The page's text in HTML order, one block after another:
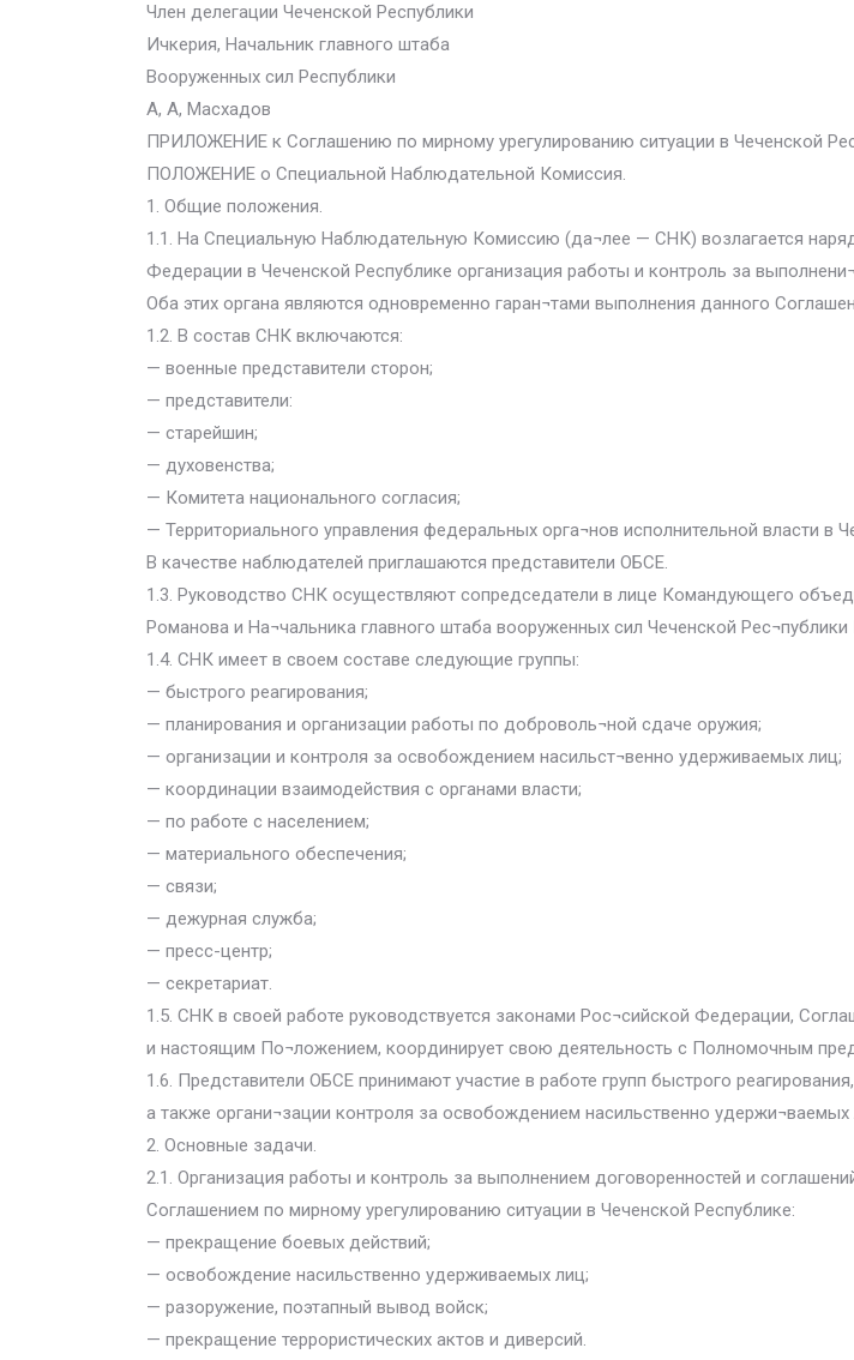
Член делегации Чеченской Республики
Ичкерия, Начальник главного штаба
Вооруженных сил Республики
А, А, Масхадов
ПРИЛОЖЕНИЕ к Соглашению по мирному урегулированию ситуации в Чеченской
ПОЛОЖЕНИЕ о Специальной Наблюдательной Комиссия.
1. Общие положения.
1.1. На Специальную Наблюдательную Комиссию (да¬лее — СНК) возлагается
Федерации в Чеченской Республике организация работы и контроль за
Оба этих органа являются одновременно гаран¬тами выполнения данного
1.2. В состав СНК включаются:
— военные представители сторон;
— представители:
— старейшин;
— духовенства;
— Комитета национального согласия;
— Территориального управления федеральных орга¬нов исполнительной власти в
В качестве наблюдателей приглашаются представители ОБСЕ.
1.3. Руководство СНК осуществляют сопредседатели в лице Командующего
Романова и На¬чальника главного штаба вооруженных сил Чеченской
1.4. СНК имеет в своем составе следующие группы:
— быстрого реагирования;
— планирования и организации работы по доброволь¬ной сдаче оружия;
— организации и контроля за освобождением насильст¬венно удерживаемых лиц;
— координации взаимодействия с органами власти;
— по работе с населением;
— материального обеспечения;
— связи;
— дежурная служба;
— пресс-центр;
— секретариат.
1.5. СНК в своей работе руководствуется законами Рос¬сийской Федерации,
и настоящим По¬ложением, координирует свою деятельность с Полномочным
1.6. Представители ОБСЕ принимают участие в работе групп быстрого
а также органи¬зации контроля за освобождением насильственно удержи¬ваемых
2. Основные задачи.
2.1. Организация работы и контроль за выполнением договоренностей и
Соглашением по мирному урегулированию ситуации в Чеченской Республике:
— прекращение боевых действий;
— освобождение насильственно удерживаемых лиц;
— разоружение, поэтапный вывод войск;
— прекращение террористических актов и диверсий.